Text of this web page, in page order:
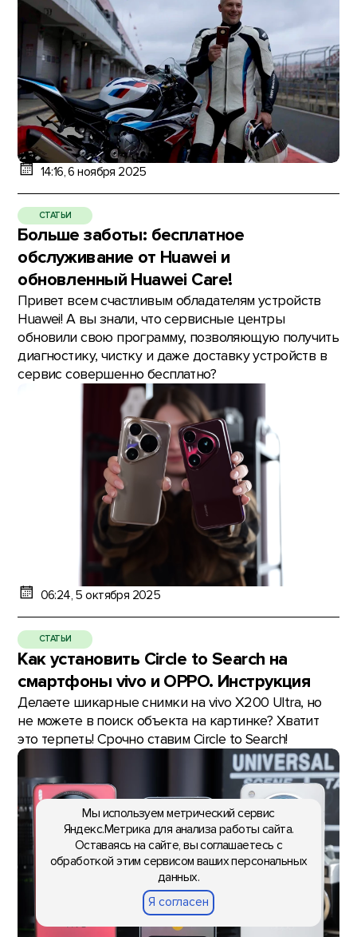
14:16, 6 ноября 2025
СТАТЬИ
Больше заботы: бесплатное
обслуживание от Huawei и
обновленный Huawei Care!
Привет всем счастливым обладателям устройств
Huawei! А вы знали, что сервисные центры
обновили свою программу, позволяющую получить
диагностику, чистку и даже доставку устройств в
сервис совершенно бесплатно?
06:24, 5 октября 2025
СТАТЬИ
Как установить Circle to Search на
смартфоны vivo и OPPO. Инструкция
Делаете шикарные снимки на vivo X200 Ultra, но
не можете в поиск объекта на картинке? Хватит
это терпеть! Срочно ставим Circle to Search!
Мы используем метрический сервис
Яндекс.Метрика для анализа работы сайта.
Оставаясь на сайте, вы соглашаетесь с
обработкой этим сервисом ваших персональных
данных.
Я согласен